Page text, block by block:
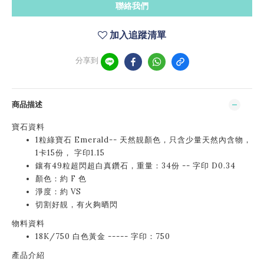
聯絡我們
加入追蹤清單
分享到
商品描述
寶石資料
1粒綠寶石 Emerald-- 天然靚顏色，只含少量天然內含物，
1卡15份， 字印1.15
鑲有49粒超閃超白真鑽石，重量：34份 -- 字印 D0.34
顏色：約 F 色
淨度：約 VS
切割好靚，有火夠晒閃
物料資料
18K/750 白色黃金 ----- 字印：750
產品介紹